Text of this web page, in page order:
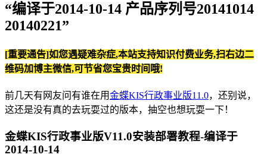
“编译于2014-10-14 产品序列号20141014
20140221”
[重要通告]如您遇疑难杂症,本站支持知识付费业务,扫右边二
维码加博主微信,可节省您宝贵时间哦!
前几天有网友问有谁在用金蝶KIS行政事业版11.0，还别说，
这还是没有真的去玩耍过的版本，抽空也想玩耍一下！
金蝶KIS行政事业版V11.0安装部署教程-编译于
2014-10-14